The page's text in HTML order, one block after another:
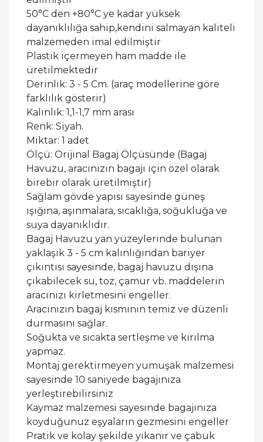
50°C den +80°C ye kadar yüksek
dayanıklılığa sahip,kendini salmayan kaliteli
malzemeden imal edilmiştir
Plastik içermeyen ham madde ile
üretilmektedir
Derinlik: 3 - 5 Cm. (araç modellerine göre
farklılık gösterir)
Kalınlık: 1,1-1,7 mm arası
Renk: Siyah.
Miktar: 1 adet
Ölçü: Orijinal Bagaj Ölçüsünde (Bagaj
Havuzu, aracınızın bagajı için özel olarak
birebir olarak üretilmiştir)
Sağlam gövde yapısı sayesinde güneş
ışığına, aşınmalara, sıcaklığa, soğukluğa ve
suya dayanıklıdır.
Bagaj Havuzu yan yüzeylerinde bulunan
yaklaşık 3 - 5 cm kalınlığından bariyer
çıkıntısı sayesinde, bagaj havuzu dışına
çıkabilecek su, toz, çamur vb. maddelerin
aracınızı kirletmesini engeller.
Aracınızın bagaj kısmının temiz ve düzenli
durmasını sağlar.
Soğukta ve sıcakta sertleşme ve kırılma
yapmaz.
Montaj gerektirmeyen yumuşak malzemesi
sayesinde 10 saniyede bagajınıza
yerleştirebilirsiniz
Kaymaz malzemesi sayesinde bagajınıza
koyduğunuz eşyaların gezmesini engeller
Pratik ve kolay şekilde yıkanır ve çabuk